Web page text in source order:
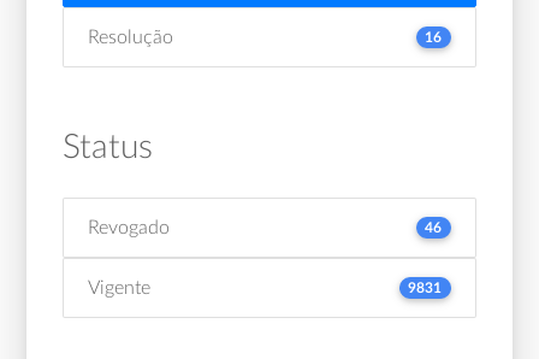
Resolução 16
Status
Revogado 46
Vigente 9831